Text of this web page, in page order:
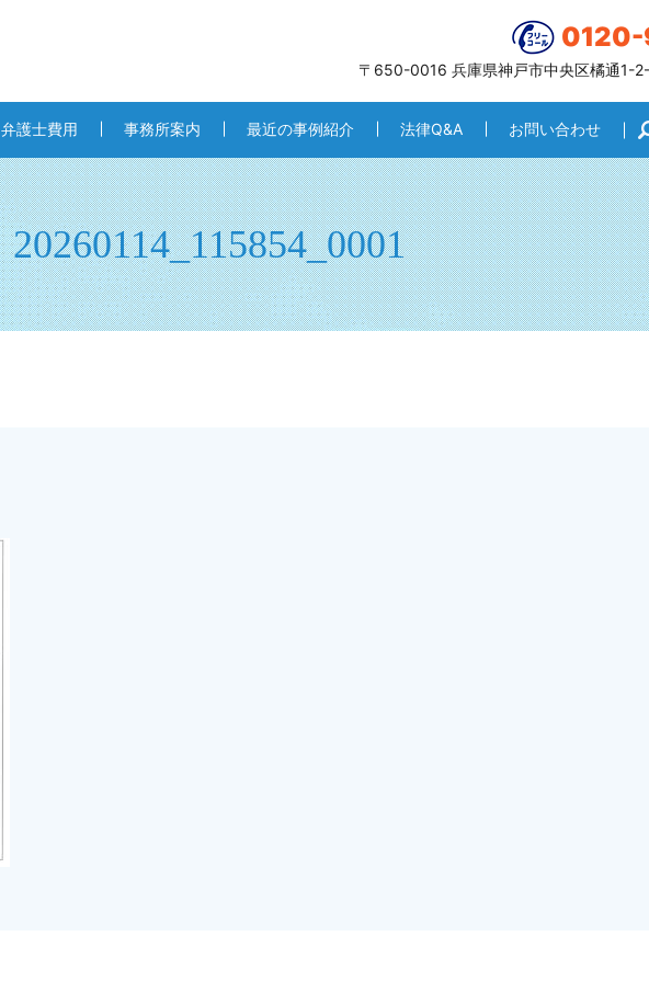
0120-
〒650-0016 兵庫県神戸市中央区橘通1-
弁護士費用 事務所案内 最近の事例紹介 法律Q&A お問い合わせ
20260114_115854_0001